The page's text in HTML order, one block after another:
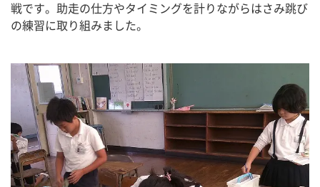
戦です。助走の仕方やタイミングを計りながらはさみ跳び
の練習に取り組みました。